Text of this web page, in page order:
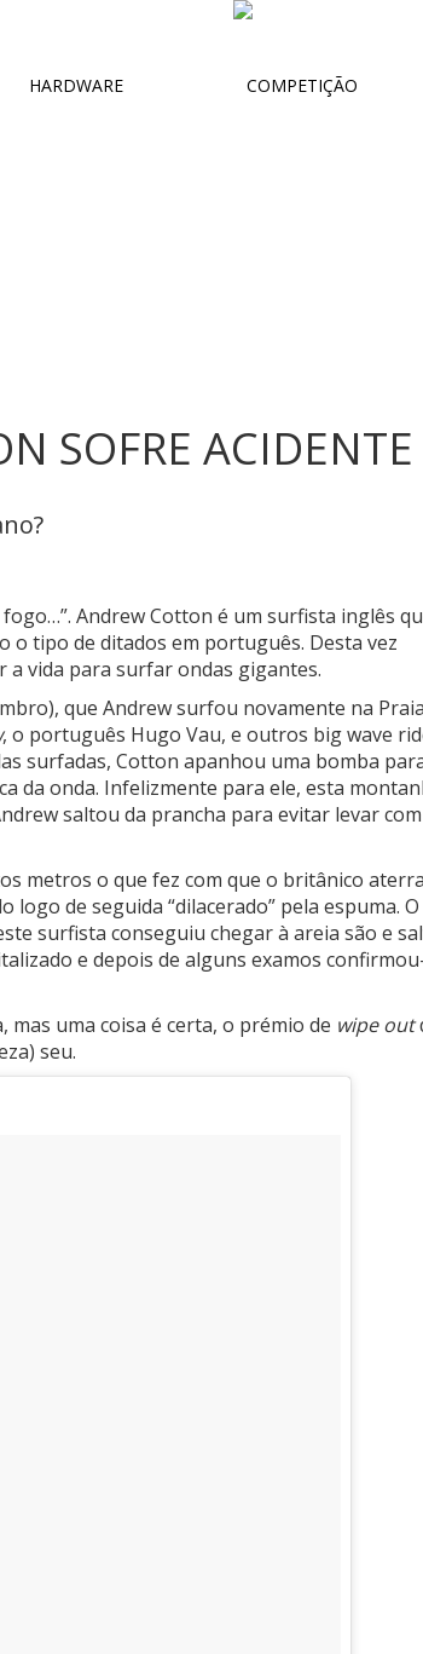
HARDWARE COMPETIÇÃO
SOFRE
Andrew Cotton é um surfista inglês
o tipo de ditados em português. Desta vez
a vida para surfar ondas gigantes.
que Andrew surfou novamente na
, o português Hugo Vau, e outros big wave
surfadas, Cotton apanhou uma bomba
da onda. Infelizmente para ele, esta
saltou da prancha para evitar levar
metros o que fez com que o britânico
de seguida “dilacerado” pela espuma. O
surfista conseguiu chegar à areia são e
e depois de alguns examos
uma coisa é certa, o prémio de wipe out
seu.